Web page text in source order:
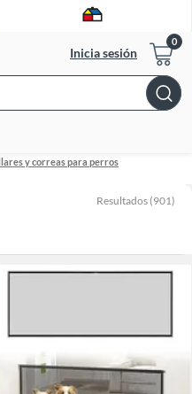
Inicia sesión
Bar
y correas para perros
Resultados (901)